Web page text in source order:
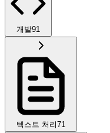
개발91
텍스트 처리71